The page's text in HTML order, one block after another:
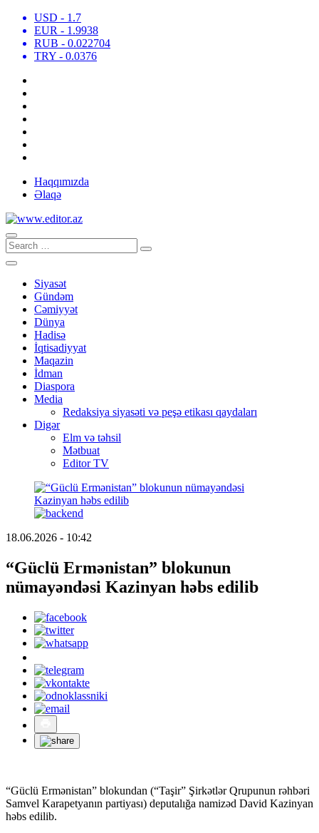
USD - 1.7
EUR - 1.9938
RUB - 0.022704
TRY - 0.0376
Haqqımızda
Əlaqə
Siyasət
Gündəm
Cəmiyyət
Dünya
Hadisə
İqtisadiyyat
Maqazin
İdman
Diaspora
Media
Redaksiya siyasəti və peşə etikası qaydaları
Digər
Elm və təhsil
Mətbuat
Editor TV
18.06.2026 - 10:42
“Güclü Ermənistan” blokunun
nümayəndəsi Kazinyan həbs edilib
“Güclü Ermənistan” blokundan (“Taşir” Şirkətlər Qrupunun rəhbəri
Samvel Karapetyanın partiyası) deputalığa namizəd David Kazinyan
həbs edilib.